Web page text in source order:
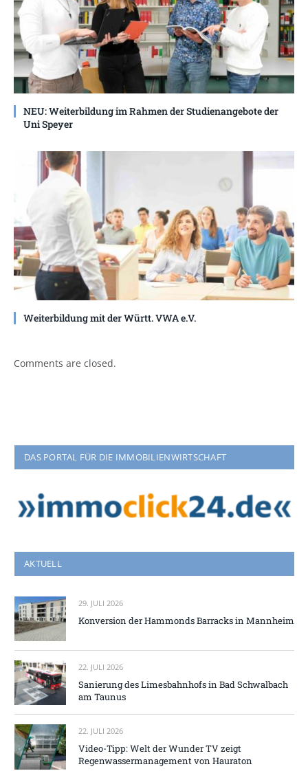
NEU: Weiterbildung im Rahmen der Studienangebote der
Uni Speyer
Weiterbildung mit der Württ. VWA e.V.
Comments are closed.
DAS PORTAL FÜR DIE IMMOBILIENWIRTSCHAFT
AKTUELL
29. JULI 2026
Konversion der Hammonds Barracks in Mannheim
22. JULI 2026
Sanierung des Limesbahnhofs in Bad Schwalbach
am Taunus
22. JULI 2026
Video-Tipp: Welt der Wunder TV zeigt
Regenwassermanagement von Hauraton